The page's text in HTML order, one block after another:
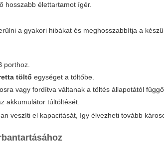
hosszabb élettartamot ígér.
a gyakori hibákat és meghosszabbítja a
porthoz.
töltő egységet a töltőbe.
vagy fordítva váltanak a töltés állapotától
akkumulátor túltöltését.
veszíti el kapacitását, így élvezheti tovább